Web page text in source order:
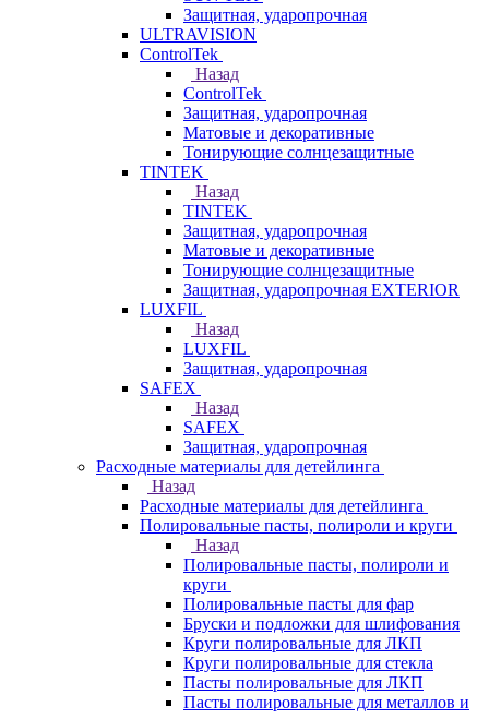
Защитная, ударопрочная
ULTRAVISION
ControlTek
Назад
ControlTek
Защитная, ударопрочная
Матовые и декоративные
Тонирующие солнцезащитные
TINTEK
Назад
TINTEK
Защитная, ударопрочная
Матовые и декоративные
Тонирующие солнцезащитные
Защитная, ударопрочная EXTERIOR
LUXFIL
Назад
LUXFIL
Защитная, ударопрочная
SAFEX
Назад
SAFEX
Защитная, ударопрочная
Расходные материалы для детейлинга
Назад
Расходные материалы для детейлинга
Полировальные пасты, полироли и круги
Назад
Полировальные пасты, полироли и
круги
Полировальные пасты для фар
Бруски и подложки для шлифования
Круги полировальные для ЛКП
Круги полировальные для стекла
Пасты полировальные для ЛКП
Пасты полировальные для металлов и